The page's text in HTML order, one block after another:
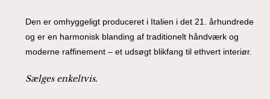
Den er omhyggeligt produceret i Italien i det 21. århundrede
og er en harmonisk blanding af traditionelt håndværk og
moderne raffinement – ​​et udsøgt blikfang til ethvert interiør.
Sælges enkeltvis.